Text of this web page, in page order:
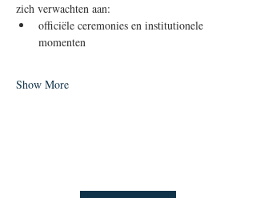
zich verwachten aan:
officiële ceremonies en institutionele
momenten
Show More